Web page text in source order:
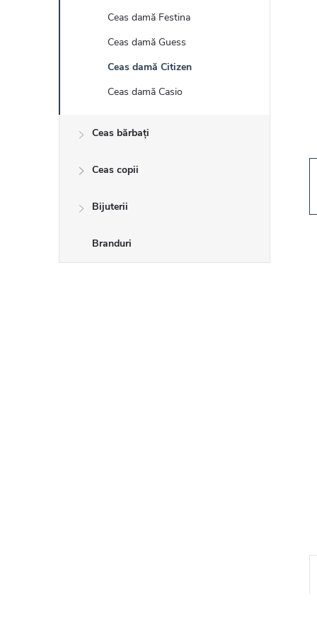
a
a
Ceas damă Festina
Ceas damă Guess
Ceas damă Citizen
Ceas damă Casio
Ceas bărbați
Ceas copii
Bijuterii
Branduri